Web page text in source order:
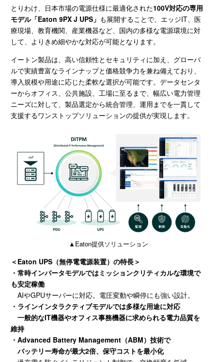
とりわけ、日本市場の電源仕様に最適化された100V対応の専用
モデル「Eaton 9PX J UPS 」 も展開することで、エッジIT、医
療現場、教育機関、産業機器など、国内の多様な電源環境に対
して、よりきめ細やかな対応が可能となります。
イートン製品は、高い信頼性とセキュリティに加え、グローバ
ルで実績豊富なラインナップと価格競争力を兼ね備えており、
導入規模や用途に応じた柔軟な選択が可能です。データセンタ
ーからオフィス、公共施設、工場に至るまで、幅広い電力管理
ニーズに対して、製品選定から統合管理、運用までを一貫して
支援するワンストップソリューションの提供が実現します。
▲Eaton提供ソリューション
＜Eaton UPS（無停電電源装置）の特長＞
・常時インバータモデルではミッションクリティカルな環境で
も安定稼働
AIやGPUサーバーに対応。電圧変動や瞬停にも強い設計。
・ラインインタラクティブモデルでは多様な用途に対応
一般的なIT機器やオフィス事務機器に求められる電力品質を
維持
・Advanced Battery Management （ABM）技術で
バッテリー寿命が最大2倍、保守コストを最小化